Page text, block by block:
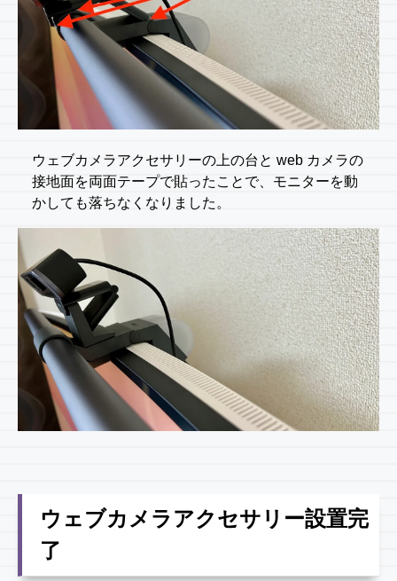
ウェブカメラアクセサリーの上の台と web カメラの
接地面を両面テープで貼ったことで、モニターを動
かしても落ちなくなりました。
ウェブカメラアクセサリー設置完
了